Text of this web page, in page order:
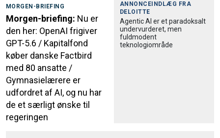
MORGEN-BRIEFING
Morgen-briefing: Nu er
den her: OpenAI frigiver
GPT-5.6 / Kapitalfond
køber danske Factbird
med 80 ansatte /
Gymnasielærere er
udfordret af AI, og nu har
de et særligt ønske til
regeringen
ANNONCEINDLÆG FRA
DELOITTE
Agentic AI er et paradoksalt
undervurderet, men
fuldmodent
teknologiområde